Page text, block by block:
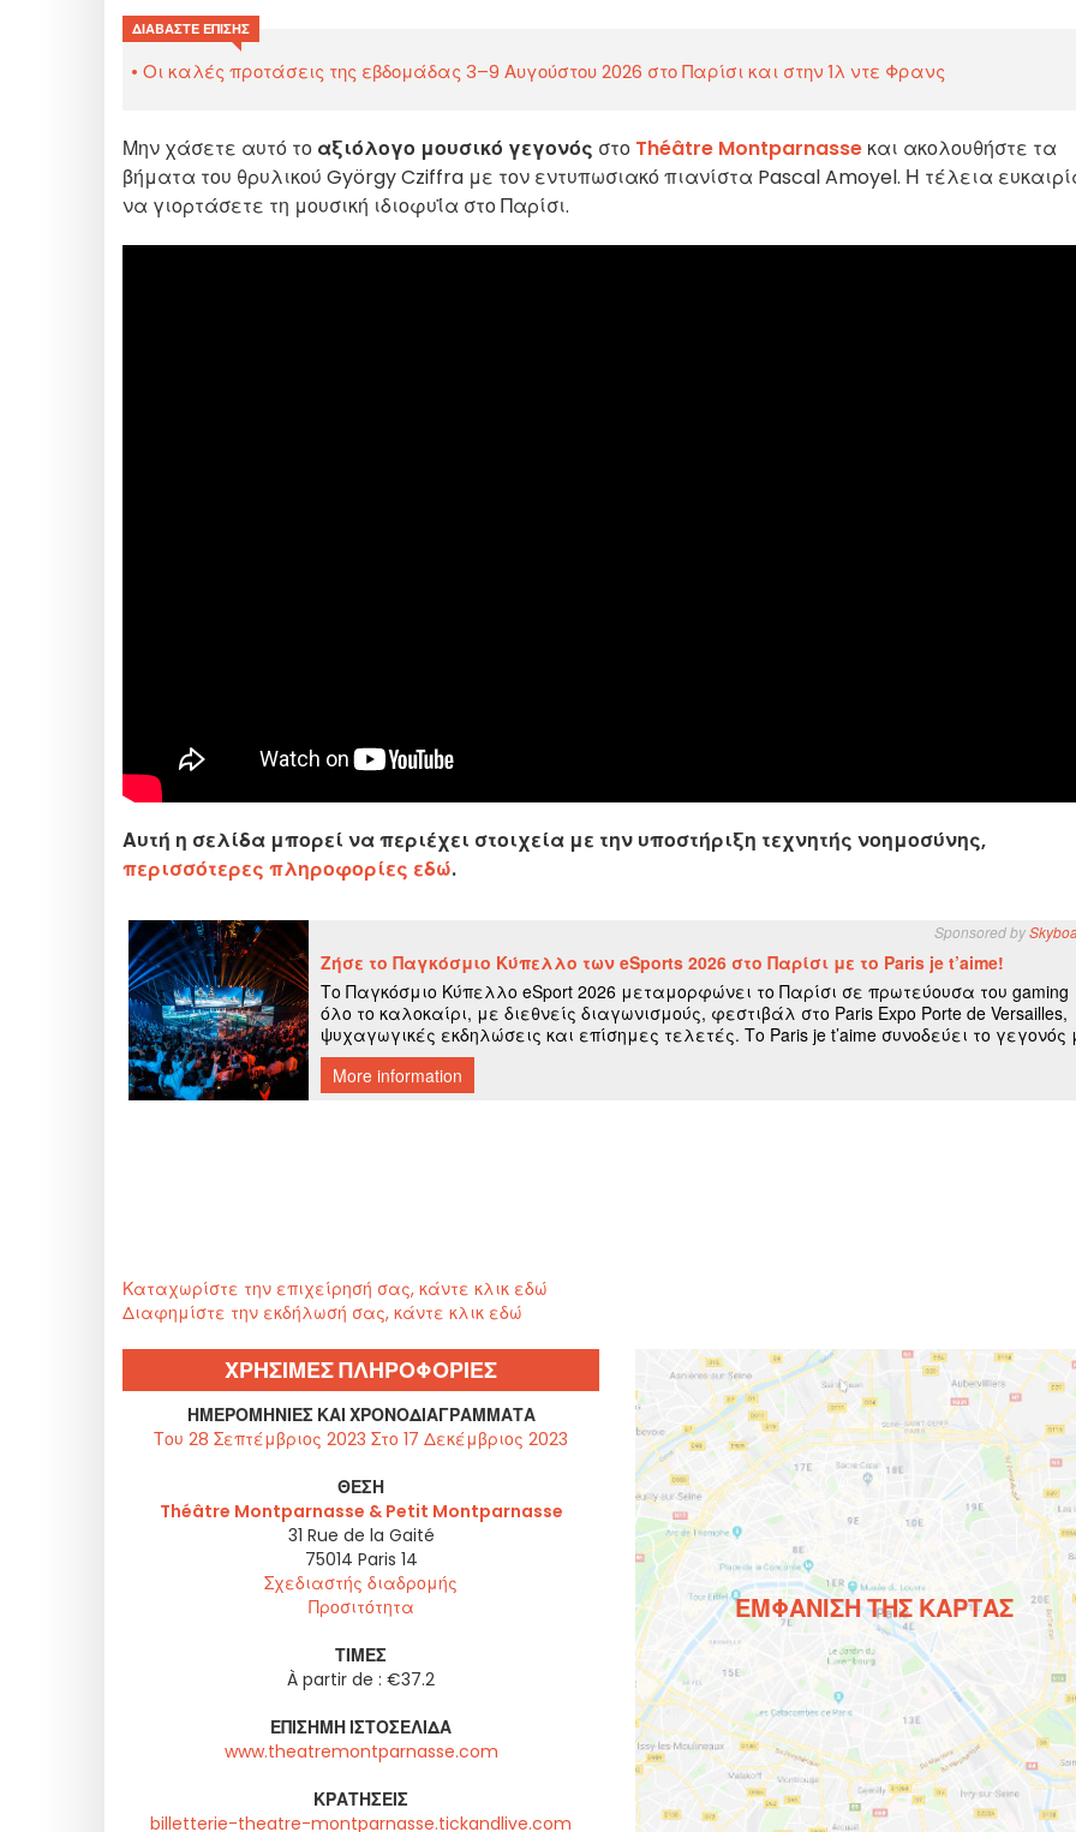
ΔΙΑΒΆΣΤΕ ΕΠΊΣΗΣ
Οι καλές προτάσεις της εβδομάδας 3–9 Αυγούστου 2026 στο Παρίσι και στην Ίλ ντε Φρανς
Μην χάσετε αυτό το αξιόλογο μουσικό γεγονός στο Théâtre Montparnasse και ακολουθήστε τα
βήματα του θρυλικού György Cziffra με τον εντυπωσιακό πιανίστα Pascal Amoyel. Η τέλεια
να γιορτάσετε τη μουσική ιδιοφυΐα στο Παρίσι.
Αυτή η σελίδα μπορεί να περιέχει στοιχεία με την υποστήριξη τεχνητής νοημοσύνης,
περισσότερες πληροφορίες εδώ.
Καταχωρίστε την επιχείρησή σας, κάντε κλικ εδώ
Διαφημίστε την εκδήλωσή σας, κάντε κλικ εδώ
ΧΡΗΣΙΜΕΣ ΠΛΗΡΟΦΟΡΙΕΣ
ΗΜΕΡΟΜΗΝΊΕΣ ΚΑΙ ΧΡΟΝΟΔΙΑΓΡΆΜΜΑΤΑ
Του 28 Σεπτέμβριος 2023 Στο 17 Δεκέμβριος 2023
ΘΈΣΗ
Théâtre Montparnasse & Petit Montparnasse
31 Rue de la Gaité
75014 Paris 14
Σχεδιαστής διαδρομής
Προσιτότητα
ΤΙΜΈΣ
À partir de : €37.2
ΕΠΊΣΗΜΗ ΙΣΤΟΣΕΛΊΔΑ
www.theatremontparnasse.com
ΚΡΑΤΉΣΕΙΣ
billetterie-theatre-montparnasse.tickandlive.com
ΕΜΦΆΝΙΣΗ ΤΗΣ ΚΆΡΤΑΣ